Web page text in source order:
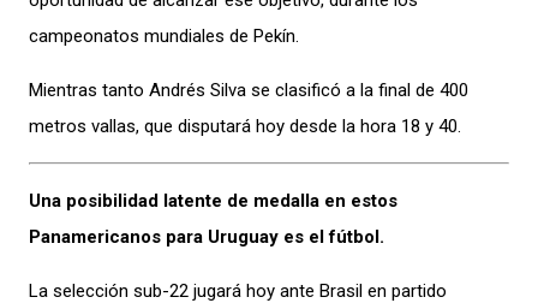
campeonatos mundiales de Pekín.
Mientras tanto Andrés Silva se clasificó a la final de 400
metros vallas, que disputará hoy desde la hora 18 y 40.
Una posibilidad latente de medalla en estos
Panamericanos para Uruguay es el fútbol.
La selección sub-22 jugará hoy ante Brasil en partido